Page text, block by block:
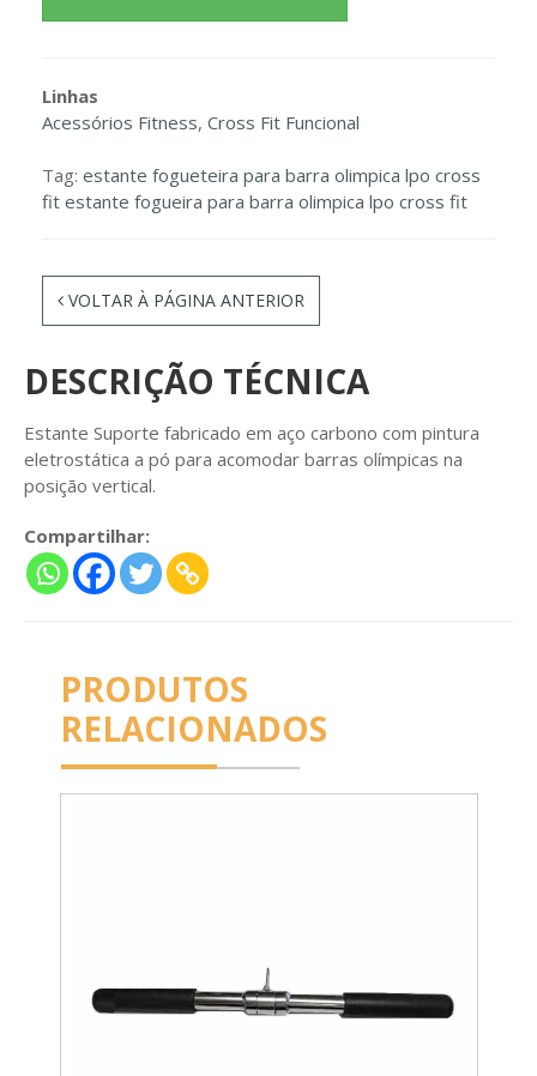
Linhas
Acessórios Fitness, Cross Fit Funcional
Tag: estante fogueteira para barra olimpica lpo cross
fit estante fogueira para barra olimpica lpo cross fit
VOLTAR À PÁGINA ANTERIOR
DESCRIÇÃO TÉCNICA
Estante Suporte fabricado em aço carbono com pintura
eletrostática a pó para acomodar barras olímpicas na
posição vertical.
Compartilhar:
PRODUTOS
RELACIONADOS